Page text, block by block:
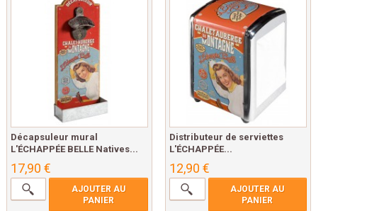
Décapsuleur mural
L'ÉCHAPPÉE BELLE Natives...
17,90 €
AJOUTER AU
PANIER
Distributeur de serviettes
L'ÉCHAPPÉE...
12,90 €
AJOUTER AU
PANIER